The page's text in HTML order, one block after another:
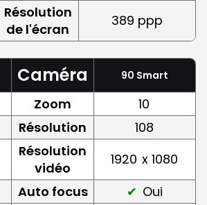
Résolution
de l'écran
389 ppp
Caméra 90 Smart
Zoom
10
Résolution
108
Résolution
vidéo
1920 x 1080
Auto focus
Oui